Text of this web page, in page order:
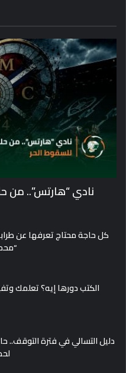
نادي “هارتس”.. من
كل حاجة محتاج تعرفها عن
الكتب دورها إيه؟ تعلمك
دليل التسالي في فترة التوقف..